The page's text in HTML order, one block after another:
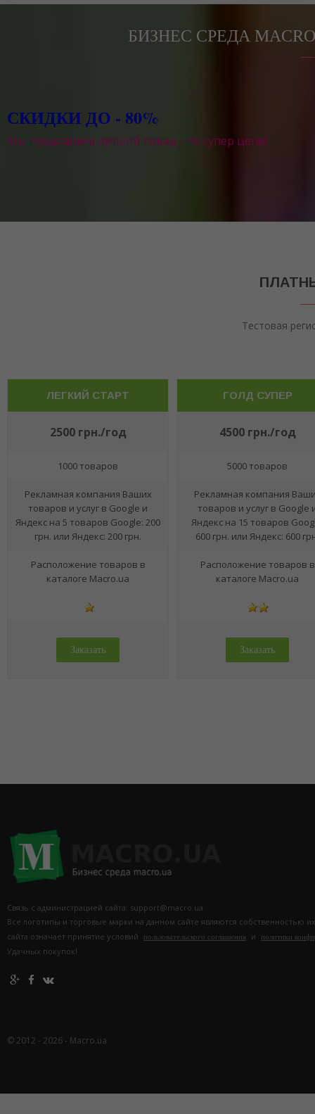
БИЗНЕС СРЕДА
СКИДКИ ДО - 80%
Мы предлагаем лучший товар - по супер цене!
Тестовая
ЛЕГКИЙ СТАРТ
2500 грн./год
1000 товаров
Рекламная компания Ваших
товаров и услуг в Google и
Яндекс на 5 товаров Google: 200
грн. или Яндекс: 200 грн.
Расположение товаров в
каталоге Macro.ua
Заказать
ГОЛД СУПЕР
4500 грн./год
5000 товаров
Рекламная компания
товаров и услуг в Google
Яндекс на 15 товаров
600 грн. или Яндекс: 600
Расположение товаров в
каталоге Macro.ua
Заказать
Связь с администрацией сайта: support@macro.ua.
Все логотипы и торговые марки на данном сайте являются собственностью
сайта означает принятие условий
пользовательского соглашения и политики
Удачных покупок!
© 2012 - 2026 - Macro.ua